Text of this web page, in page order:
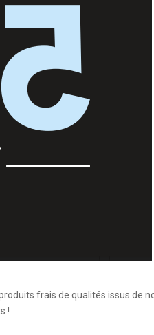
frais de qualités issus de
!